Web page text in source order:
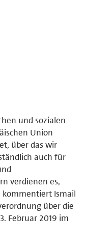
und sozialen
Union
über das wir
auch für
verdienen es,
kommentiert Ismail
über die
Februar 2019 im